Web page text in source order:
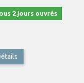
2 jours ouvrés